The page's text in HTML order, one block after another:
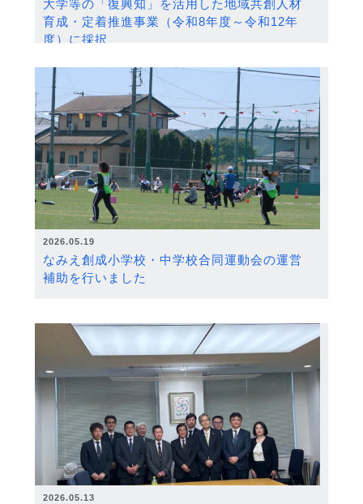
大学等の「復興知」を活用した地域共創人材
育成・定着推進事業（令和8年度～令和12年
度）に採択
2026.05.19
なみえ創成小学校・中学校合同運動会の運営
補助を行いました
2026.05.13